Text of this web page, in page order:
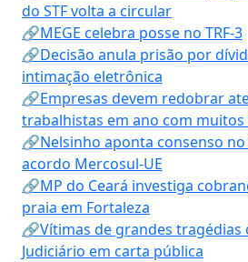
do STF volta a circular
🔗MEGE celebra posse no TRF-3
🔗Decisão anula prisão por
intimação eletrônica
🔗Empresas devem redobrar
trabalhistas em ano com
🔗Nelsinho aponta consenso
acordo Mercosul-UE
🔗MP do Ceará investiga
praia em Fortaleza
🔗Vítimas de grandes tragédias
Judiciário em carta pública